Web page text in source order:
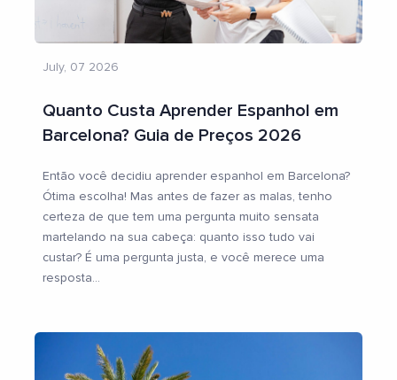
July, 07 2026
Quanto Custa Aprender Espanhol em
Barcelona? Guia de Preços 2026
Então você decidiu aprender espanhol em Barcelona?
Ótima escolha! Mas antes de fazer as malas, tenho
certeza de que tem uma pergunta muito sensata
martelando na sua cabeça: quanto isso tudo vai
custar? É uma pergunta justa, e você merece uma
resposta...